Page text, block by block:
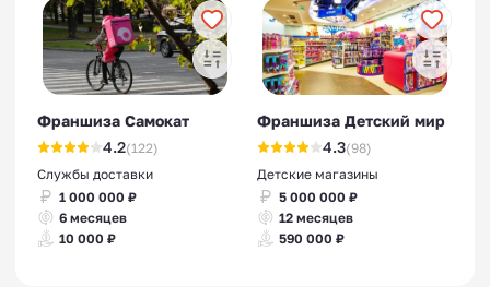
Франшиза Самокат
4.2(122)
Службы доставки
1 000 000 ₽
6 месяцев
10 000 ₽
Франшиза Детский мир
4.3(98)
Детские магазины
5 000 000 ₽
12 месяцев
590 000 ₽